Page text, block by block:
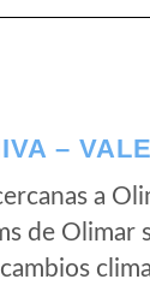
–
a
de Olimar